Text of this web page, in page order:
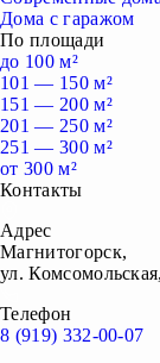
Дома с гаражом
По площади
до 100 м²
101 — 150 м²
151 — 200 м²
201 — 250 м²
251 — 300 м²
от 300 м²
Контакты
Адрес
Магнитогорск,
ул.
Телефон
8 (919) 332-00-07